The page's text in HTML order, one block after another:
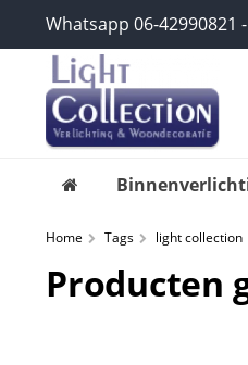
Whatsapp 06-42990821
Home Tags light collection
Producten